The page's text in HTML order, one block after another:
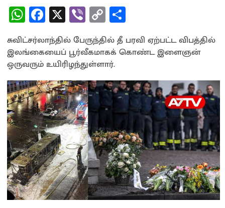
W
h
at
sA
p
p
Fa
ce
b
o
o
k
X Vi
b
er
C
o
py
Li
n
k
ar
e
சுவிட்சர்லாந்தில் பேருந்தில் தீ பரவி ஏற்பட்ட விபத்தில்
இலங்கையைப் பூர்வீகமாகக் கொண்ட இளைஞன்
ஒருவரும் உயிரிழந்துள்ளார்.